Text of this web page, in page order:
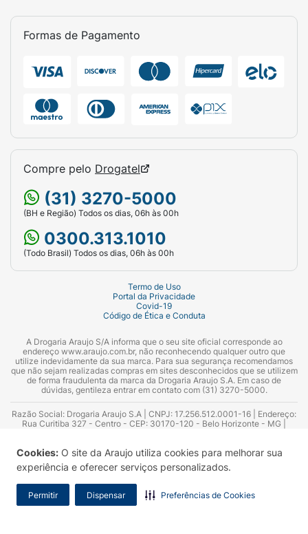
Cookies: O site da Araujo utiliza cookies para melhorar sua
experiência e oferecer serviços personalizados.
Permitir Dispensar Preferências de Cookies
Formas de Pagamento
Compre pelo Drogatel
(31) 3270-5000
(BH e Região) Todos os dias, 06h às 00h
0300.313.1010
(Todo Brasil) Todos os dias, 06h às 00h
Termo de Uso
Portal da Privacidade
Covid-19
Código de Ética e Conduta
A Drogaria Araujo S/A informa que o seu site oficial corresponde ao
endereço www.araujo.com.br, não reconhecendo qualquer outro que
utilize indevidamente da sua marca. Para sua segurança recomendamos
que não sejam realizadas compras em sites desconhecidos que se utilizem
de forma fraudulenta da marca da Drogaria Araujo S.A. Em caso de
dúvidas, gentileza entrar em contato com (31) 3270-5000.
Razão Social: Drogaria Araujo S.A | CNPJ: 17.256.512.0001-16 | Endereço:
Rua Curitiba 327 - Centro - CEP: 30170-120 - Belo Horizonte - MG |
Azevedo Guimarães – CRF 10.965 | Yasmin Silva Alvarenga – CRF 52.584 -
Consultor substituto: Thiago Aguiar Pinheiro - CRF Nº 13.748. Alvará
Sanitário: 2025020713 | Autorização de Funcionamento da Empresa (AFE):